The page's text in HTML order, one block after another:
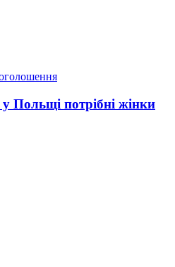
Польщі потрібні жінки